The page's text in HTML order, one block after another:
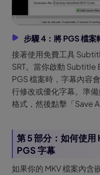
步驟 4：將 PGS 檔案
接著使用免費工具
SRT。當你啟動 Subtitle
PGS 檔案時，字幕內容
行修改或優化字幕。準
格式，然後點擊「Save
第 5 部分：如何使
PGS 字幕
如果你的 MKV 檔案內含